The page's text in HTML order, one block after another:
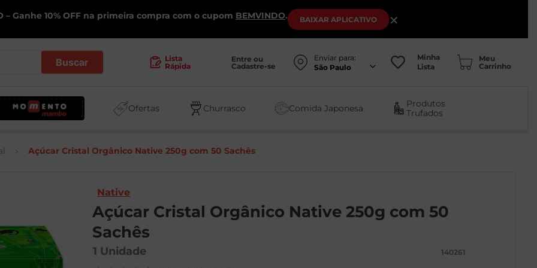
– Ganhe 10% OFF na primeira compra com o cupom BEMVINDO. BAIXAR APLICATIVO ×
Lista
Rápida
Entre ou
Cadastre-se
Enviar para:
São Paulo
Minha
Lista
Ofertas Churrasco Comida Japonesa
Produtos
Trufados
Açúcar Cristal Orgânico Native 250g com 50 Sachês
Native
Açúcar Cristal Orgânico Native 250g com 50
Sachês
1 Unidade 140261